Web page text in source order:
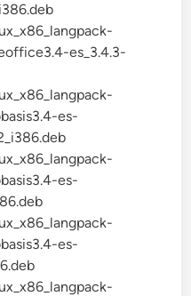
es_3.4.3-
es-
es-
es-